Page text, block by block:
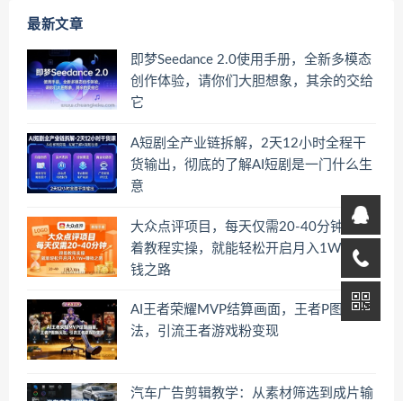
最新文章
即梦Seedance 2.0使用手册，全新多模态
创作体验，请你们大胆想象，其余的交给
它
A短剧全产业链拆解，2天12小时全程干
货输出，彻底的了解AI短剧是一门什么生
意
大众点评项目，每天仅需20-40分钟，跟
着教程实操，就能轻松开启月入1W+賺
钱之路
AI王者荣耀MVP结算画面，王者P图新玩
法，引流王者游戏粉变现
汽车广告剪辑教学：从素材筛选到成片输